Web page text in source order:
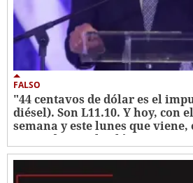
FALSO
"44 centavos de dólar es el
diésel). Son L11.10. Y hoy, con
semana y este lunes que viene,
apoyo de L38 el galón, tres
impuesto"